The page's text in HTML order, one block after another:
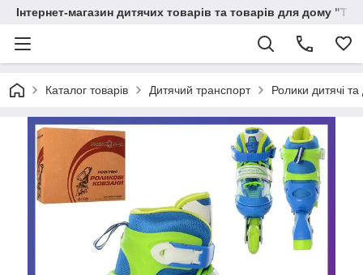
Інтернет-магазин дитячих товарів та товарів для дому
Каталог товарів Дитячий транспорт Ролики дитячі та